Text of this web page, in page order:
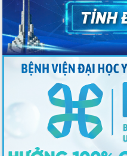
trao đổi thông tin trước Kỳ họp thứ
nhất, Quốc hội khóa XVI
Quyết liệt cải cách hành chính, khơi
thông nguồn lực phát triển
Nâng cao hiệu lực, hiệu quả HĐND
tỉnh thông qua hiện đại hóa hành chính
Xã Ea Phê gắn cải cách hành chính với
chuyển đổi số
Phó Chủ tịch Thường trực UBND tỉnh
Hồ Thị Nguyên Thảo làm việc tại Trung